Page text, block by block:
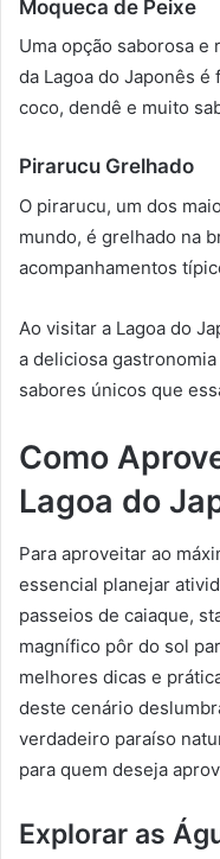
Moqueca de Peixe
Uma opção saborosa
da Lagoa do Japonês
coco, dendê e muito
Pirarucu Grelhado
O pirarucu, um dos
mundo, é grelhado na
acompanhamentos
Ao visitar a Lagoa do
a deliciosa
sabores únicos que
Como
Lagoa do
Para aproveitar ao
essencial planejar
passeios de caiaque,
magnífico pôr do sol
melhores dicas e
deste cenário
verdadeiro paraíso
para quem deseja
Explorar as